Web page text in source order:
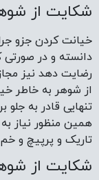
شکایت از
خیانت کردن جزو
دانسته و در
رضایت دهد نیز
از شوهر به خاطر
تنهایی قادر به
همین منظور نیاز به
تاریک و پرپیچ و
شکایت از